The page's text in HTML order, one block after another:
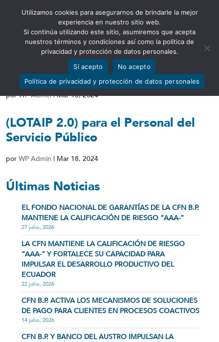
Abrir barra de herramientas
(LOTAIP 2.0) para Ciudadanía
porWP Admin|Mar 18, 2024
(LOTAIP 2.0) para el Personal del
Servicio Público
por WP Admin | Mar 18, 2024
Últimas Noticias
EL FONDO NACIONAL DE GARANTÍAS DE LA CFN B.P.
MANTIENE LA CALIFICACIÓN DE RIESGO “AAA-”
27 julio, 2026
LA CFN MANTIENE LA CALIFICACIÓN DE RIESGO
“AAA-” Y FORTALECE SU CAPACIDAD PARA
IMPULSAR EL DESARROLLO PRODUCTIVO DEL
ECUADOR
22 julio, 2026
CFN B.P. ACTIVA LOS MECANISMOS DE SOLUCIONES
DE PAGO PARA CLIENTES EN PROCESOS COACTIVOS
14 julio, 2026
CFN B.P. Y BANCO DEL AUSTRO IMPULSAN LA
Utilizamos cookies para asegurarnos de brindarle la mejor
experiencia en nuestro sitio web.
Si continúa utilizando este sitio, asumiremos que acepta
nuestros términos y condiciones así como la política de
privacidad y protección de datos personales.
Sí acepto
No acepto
Política de privacidad y protección de datos personales